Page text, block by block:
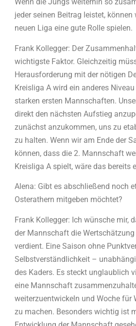
Wenn die Jungs weiterhin so
jeder seinen Beitrag leistet, können
neuen Liga eine gute Rolle spielen.
Frank Kollegger: Der
wichtigste Faktor. Gleichzeitig
Herausforderung mit der nötigen
Kreisliga A wird ein anderes
starken ersten Mannschaften.
direkt den nächsten Aufstieg
zunächst anzukommen, uns zu
zu halten. Wenn wir am Ende der
können, dass die 2. Mannschaft
Kreisliga A spielt, wäre das bereits
Alena: Gibt es abschließend noch
Osterathern mitgeben möchtet?
Frank Kollegger: Ich wünsche mir,
der Mannschaft die Wertschätzung
verdient. Eine Saison ohne
Selbstverständlichkeit –
des Kaders. Es steckt unglaublich
eine Mannschaft
weiterzuentwickeln und Woche für
zu machen. Besonders wichtig ist